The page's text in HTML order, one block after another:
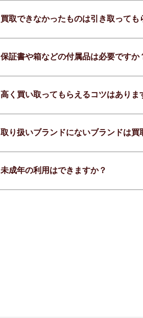
買取できなかったものは引き取っても
保証書や箱などの付属品は必要ですか
高く買い取ってもらえるコツはありま
取り扱いブランドにないブランドは買
未成年の利用はできますか？